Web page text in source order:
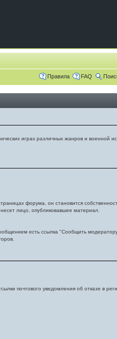
Правила FAQ
играх различных жанров и военной
форума, он становится
лицо, опубликовавшее материал.
есть ссылка "Сообщить
почтового уведомления об отказе в